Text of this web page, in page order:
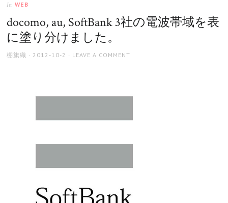
In WEB
docomo, au, SoftBank 3社の電波帯域を表
に塗り分けました。
AUTHOR
棚旗織
POSTED
2012-10-2 LEAVE A COMMENT